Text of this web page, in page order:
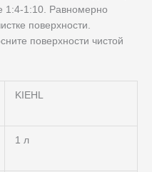
1:4-1:10. Равномерно
поверхности.
поверхности чистой
KIEHL
1 л